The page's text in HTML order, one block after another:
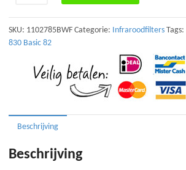
IR
Black
Red
82mm
SKU: 1102785BWF Categorie: Infraroodfilters Tags:
830 Basic 82
Beschrijving
Beschrijving